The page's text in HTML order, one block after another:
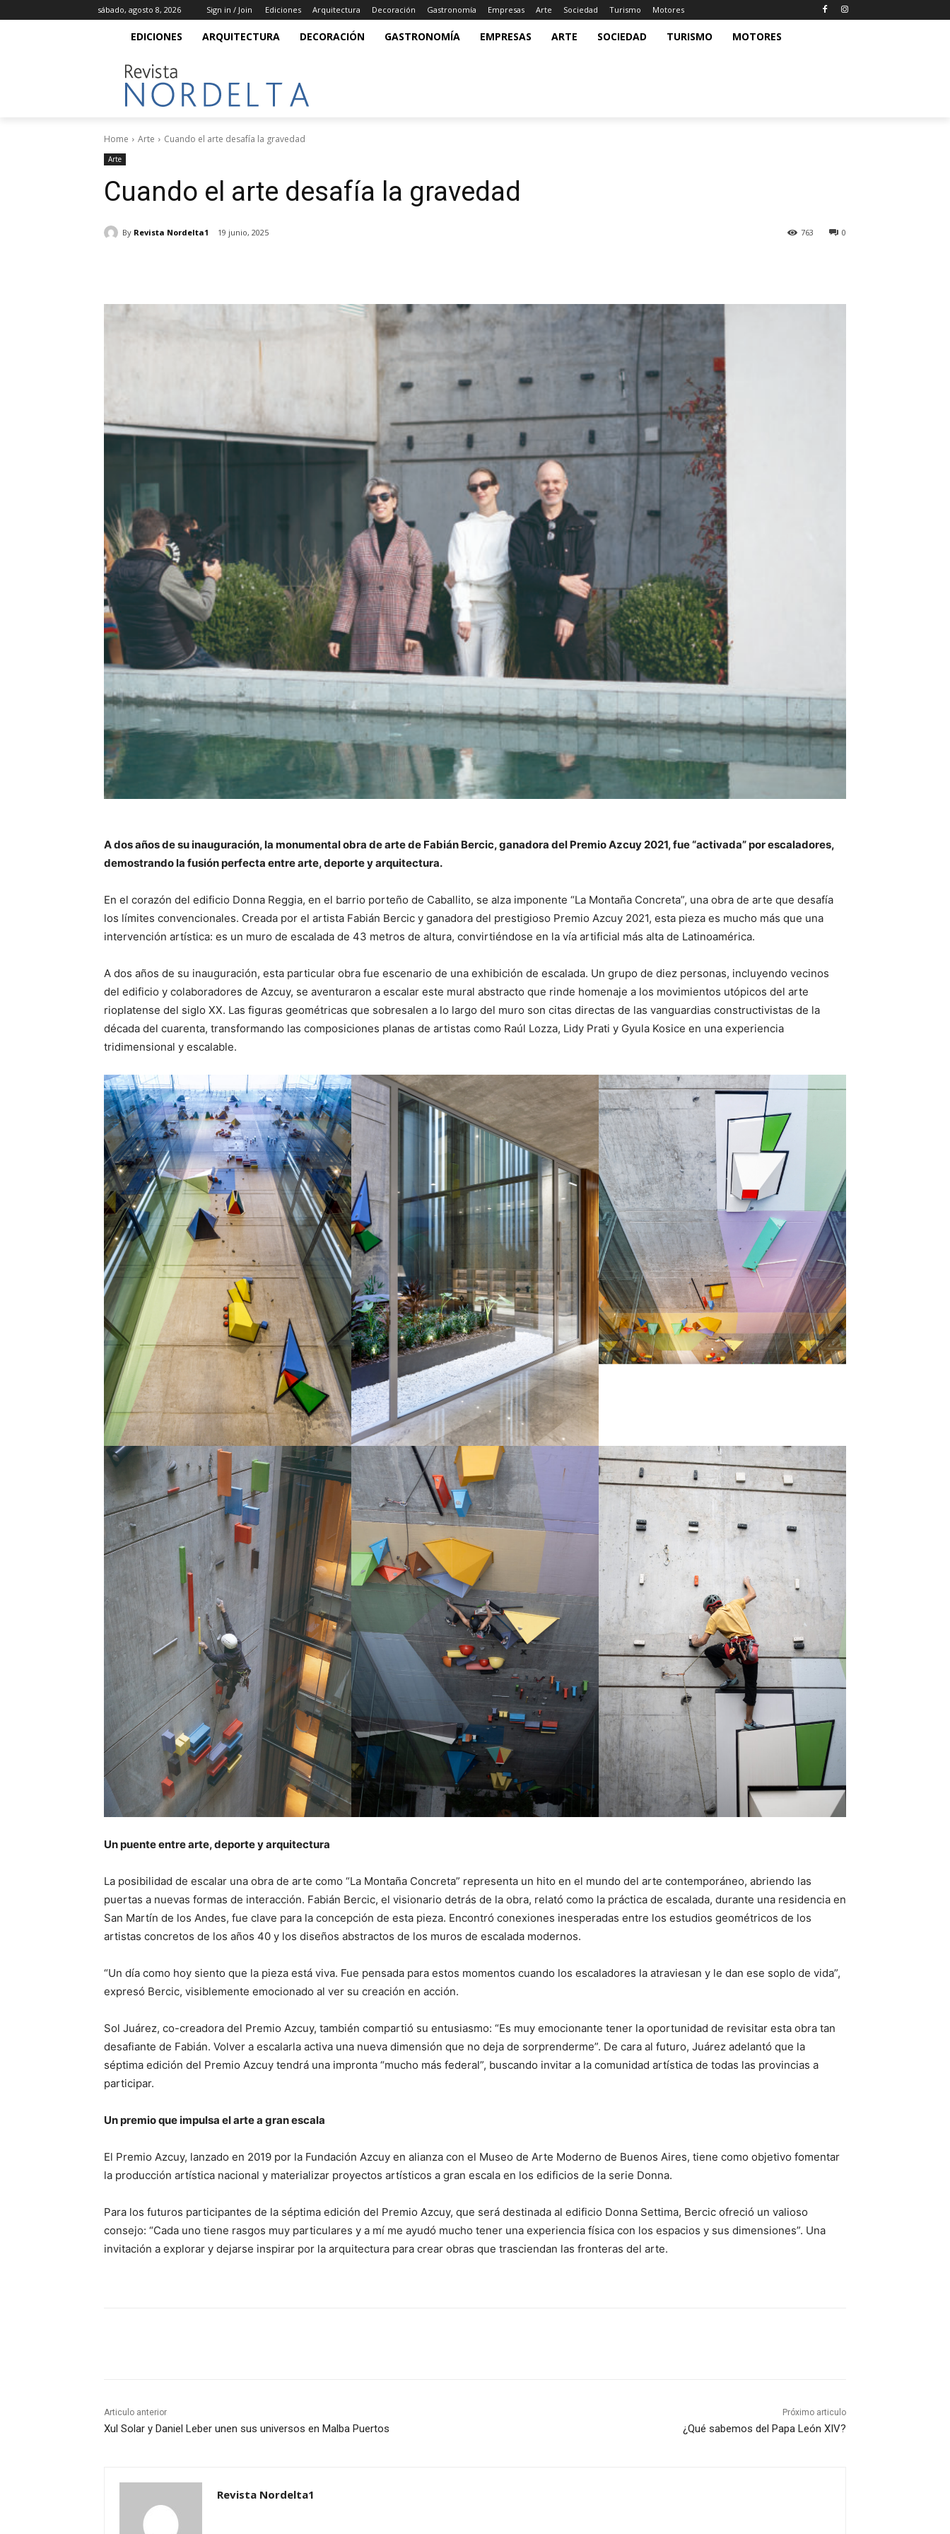
sábado, agosto 8, 2026 Sign in / Join Ediciones Arquitectura Decoración Gastronomía Empresas Arte Sociedad Turismo Motores
EDICIONES ARQUITECTURA DECORACIÓN GASTRONOMÍA EMPRESAS ARTE SOCIEDAD TURISMO MOTORES
Home Arte Cuando el arte desafía la gravedad
Arte
Cuando el arte desafía la gravedad
By Revista Nordelta1 19 junio, 2025 0
763
A dos años de su inauguración, la monumental obra de arte de Fabián Bercic, ganadora del Premio Azcuy 2021, fue “activada” por escaladores,
demostrando la fusión perfecta entre arte, deporte y arquitectura.
En el corazón del edificio Donna Reggia, en el barrio porteño de Caballito, se alza imponente “La Montaña Concreta”, una obra de arte que desafía
los límites convencionales. Creada por el artista Fabián Bercic y ganadora del prestigioso Premio Azcuy 2021, esta pieza es mucho más que una
intervención artística: es un muro de escalada de 43 metros de altura, convirtiéndose en la vía artificial más alta de Latinoamérica.
A dos años de su inauguración, esta particular obra fue escenario de una exhibición de escalada. Un grupo de diez personas, incluyendo vecinos
del edificio y colaboradores de Azcuy, se aventuraron a escalar este mural abstracto que rinde homenaje a los movimientos utópicos del arte
rioplatense del siglo XX. Las figuras geométricas que sobresalen a lo largo del muro son citas directas de las vanguardias constructivistas de la
década del cuarenta, transformando las composiciones planas de artistas como Raúl Lozza, Lidy Prati y Gyula Kosice en una experiencia
tridimensional y escalable.
Un puente entre arte, deporte y arquitectura
La posibilidad de escalar una obra de arte como “La Montaña Concreta” representa un hito en el mundo del arte contemporáneo, abriendo las
puertas a nuevas formas de interacción. Fabián Bercic, el visionario detrás de la obra, relató como la práctica de escalada, durante una residencia en
San Martín de los Andes, fue clave para la concepción de esta pieza. Encontró conexiones inesperadas entre los estudios geométricos de los
artistas concretos de los años 40 y los diseños abstractos de los muros de escalada modernos.
“Un día como hoy siento que la pieza está viva. Fue pensada para estos momentos cuando los escaladores la atraviesan y le dan ese soplo de vida”,
expresó Bercic, visiblemente emocionado al ver su creación en acción.
Sol Juárez, co-creadora del Premio Azcuy, también compartió su entusiasmo: “Es muy emocionante tener la oportunidad de revisitar esta obra tan
desafiante de Fabián. Volver a escalarla activa una nueva dimensión que no deja de sorprenderme”. De cara al futuro, Juárez adelantó que la
séptima edición del Premio Azcuy tendrá una impronta “mucho más federal”, buscando invitar a la comunidad artística de todas las provincias a
participar.
Un premio que impulsa el arte a gran escala
El Premio Azcuy, lanzado en 2019 por la Fundación Azcuy en alianza con el Museo de Arte Moderno de Buenos Aires, tiene como objetivo fomentar
la producción artística nacional y materializar proyectos artísticos a gran escala en los edificios de la serie Donna.
Para los futuros participantes de la séptima edición del Premio Azcuy, que será destinada al edificio Donna Settima, Bercic ofreció un valioso
consejo: “Cada uno tiene rasgos muy particulares y a mí me ayudó mucho tener una experiencia física con los espacios y sus dimensiones”. Una
invitación a explorar y dejarse inspirar por la arquitectura para crear obras que trasciendan las fronteras del arte.
Articulo anterior
Xul Solar y Daniel Leber unen sus universos en Malba Puertos
Próximo articulo
¿Qué sabemos del Papa León XIV?
Revista Nordelta1